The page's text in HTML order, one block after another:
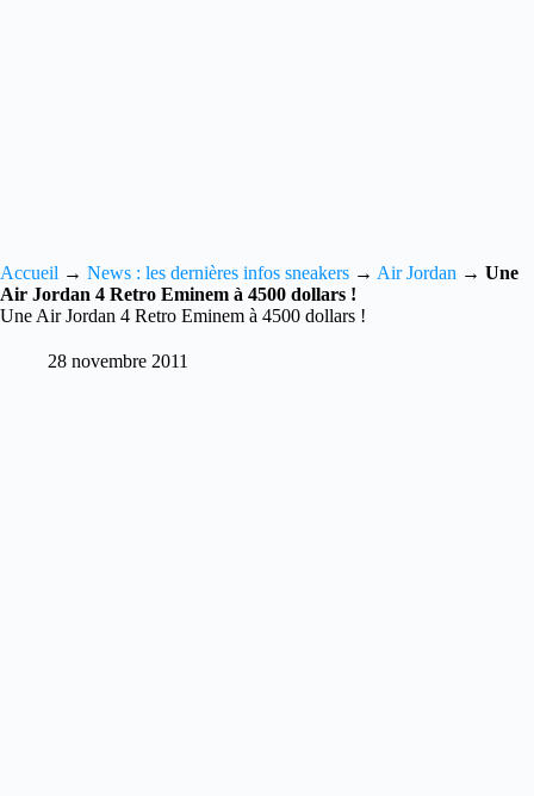
Accueil → News : les dernières infos sneakers → Air Jordan → Une
Air Jordan 4 Retro Eminem à 4500 dollars !
Une Air Jordan 4 Retro Eminem à 4500 dollars !
28 novembre 2011